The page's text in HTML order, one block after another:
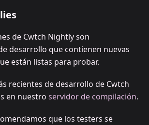
de Cwtch Nightly son
desarrollo que contienen nuevas
están listas para probar.
recientes de desarrollo de Cwtch
en nuestro servidor de compilación.
que los testers se